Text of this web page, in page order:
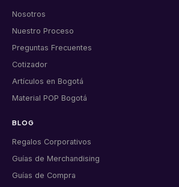
Nosotros
Nuestro Proceso
Preguntas Frecuentes
Cotizador
Artículos en Bogotá
Material POP Bogotá
BLOG
Regalos Corporativos
Guías de Merchandising
Guías de Compra